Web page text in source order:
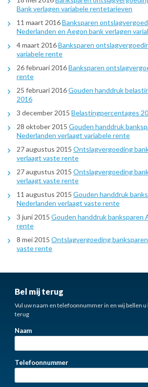
Bank verlagen variabele rentetarieven
11 maart 2016Banksparen
Nederlanden en Aegon bank verlagen
4 maart 2016Banksparen
variabele rente
26 februari 2016Banksparen
rente
25 februari 2016Gouden handdruk
2016
3 december 2015 Belastingpercentages
28 oktober 2015 Gouden handdruk
Nederlanden verlaagt variabele rente
27 augustus 2015 Ontslagvergoeding
verlaagt vaste rente
27 augustus 2015 Ontslagvergoeding
verlaagt vaste rente
11 augustus 2015 Gouden handdruk
Nederlanden verlaagt vaste rente
3 juni 2015 Gouden handdruk banksparen
rente
8 mei 2015 Ontslagvergoeding
vaste rente
Bel mij terug
Vul uw naam en telefoonnummer in en wij bellen
terug
Naam
Telefoonnummer